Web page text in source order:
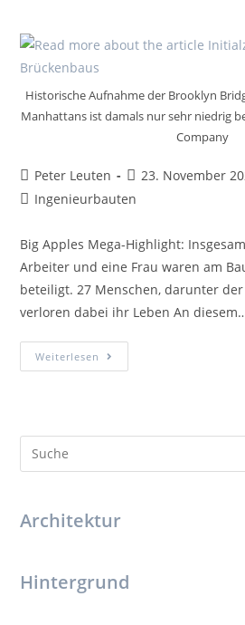
Historische Aufnahme der Brooklyn
Manhattans ist damals nur sehr niedrig
Company
Peter Leuten
23. November
Ingenieurbauten
Big Apples Mega-Highlight:
Arbeiter und eine Frau waren am
beteiligt. 27 Menschen, darunter
verloren dabei ihr Leben An
Weiterlesen
Architektur
Hintergrund